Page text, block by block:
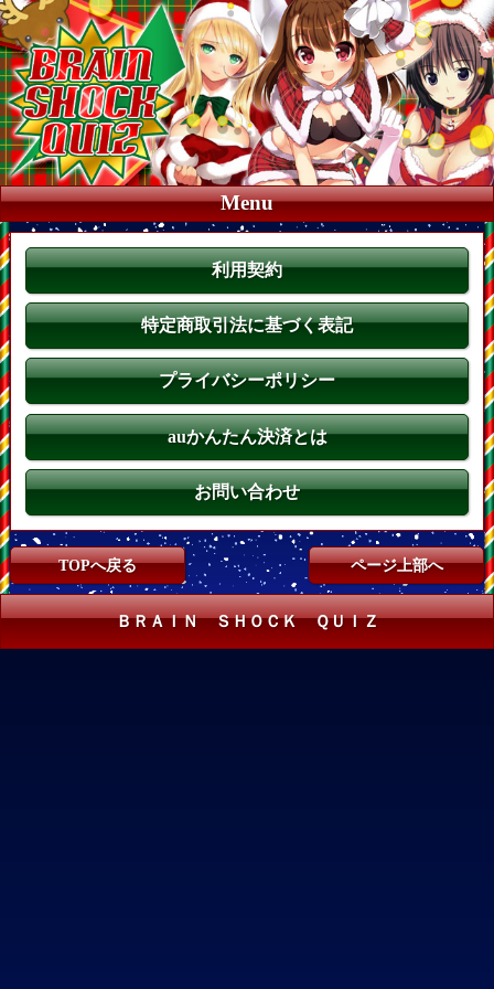
Menu
利用契約
特定商取引法に基づく表記
プライバシーポリシー
auかんたん決済とは
お問い合わせ
TOPへ戻る ページ上部へ
ＢＲＡＩＮ ＳＨＯＣＫ ＱＵＩＺ